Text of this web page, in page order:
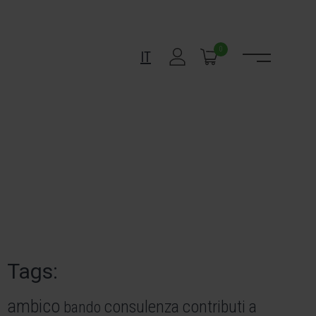
IT 0
Tags:
ambico bando consulenza contributi a